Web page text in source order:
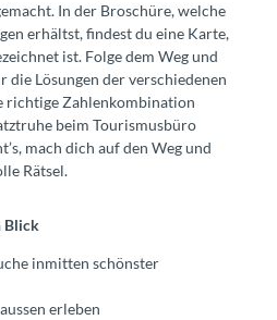
In der Broschüre, welche
erhältst, findest du eine Karte,
ist. Folge dem Weg und
die Lösungen der verschiedenen
richtige Zahlenkombination
beim Tourismusbüro
mach dich auf den Weg und
Rätsel.
Blick
inmitten schönster
erleben